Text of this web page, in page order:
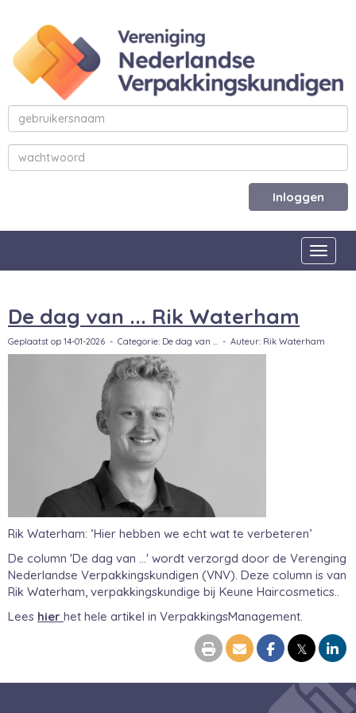
Inloggen
De dag van ... Rik Waterham
Geplaatst op 14-01-2026 - Categorie: De dag van ... - Auteur: Rik Waterham
Rik Waterham: ‘Hier hebben we echt wat te verbeteren’
De column 'De dag van ...' wordt verzorgd door de Verenging
Nederlandse Verpakkingskundigen (VNV). Deze column is van
Rik Waterham, verpakkingskundige bij Keune Haircosmetics..
Lees hier het hele artikel in VerpakkingsManagement.
𝕏